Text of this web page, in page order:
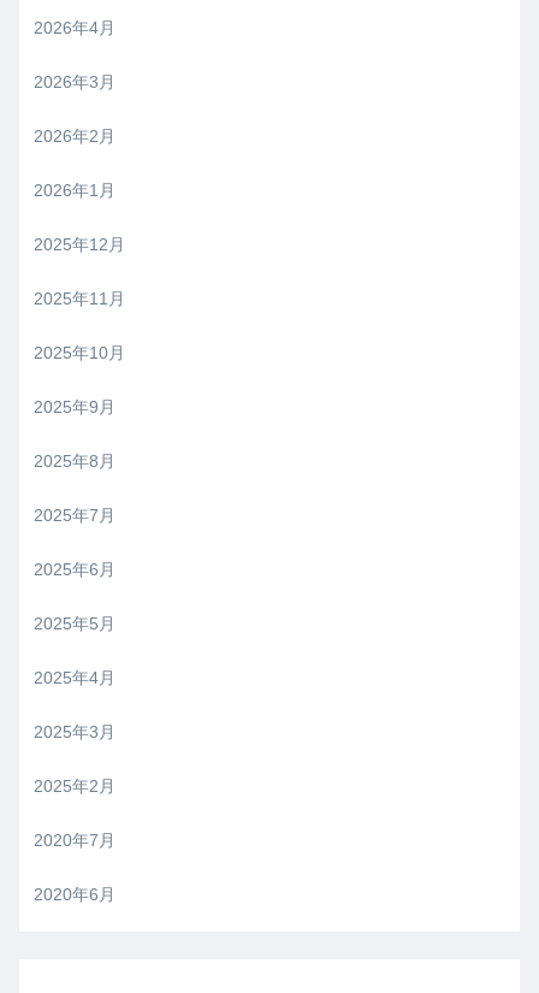
2026年4月
2026年3月
2026年2月
2026年1月
2025年12月
2025年11月
2025年10月
2025年9月
2025年8月
2025年7月
2025年6月
2025年5月
2025年4月
2025年3月
2025年2月
2020年7月
2020年6月